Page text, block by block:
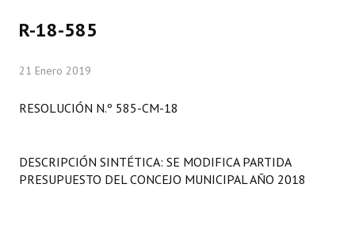
Comisiones Especiales
Programas
R-18-585
21 Enero 2019
RESOLUCIÓN N.º 585-CM-18
DESCRIPCIÓN SINTÉTICA: SE MODIFICA PARTIDA
PRESUPUESTO DEL CONCEJO MUNICIPAL AÑO 2018